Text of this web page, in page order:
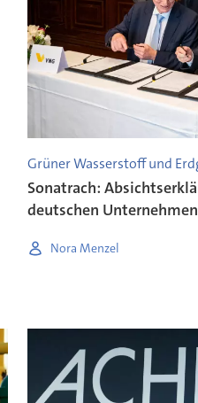
Grüner Wasserstoff und
Sonatrach:
deutschen Unternehmen
Nora Menzel